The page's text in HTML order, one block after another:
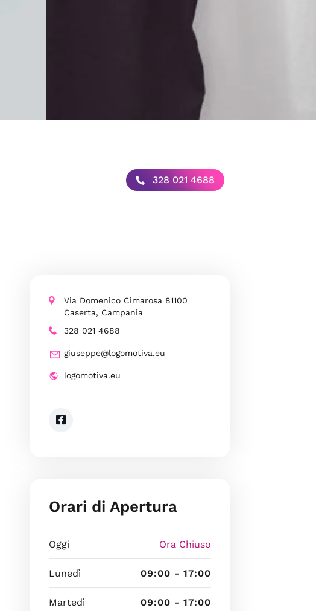
328 021 4688
Via Domenico Cimarosa 81100
Caserta, Campania
328 021 4688
giuseppe@logomotiva.eu
logomotiva.eu
Orari di Apertura
Oggi Ora Chiuso
Lunedì 09:00 - 17:00
Martedì 09:00 - 17:00